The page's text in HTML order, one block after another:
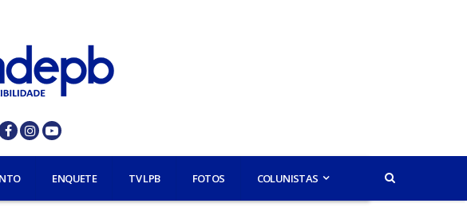
ENQUETE TV LPB FOTOS COLUNISTAS